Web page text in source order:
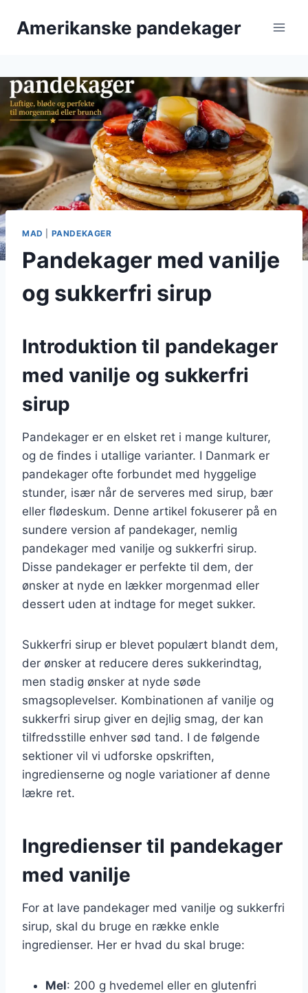
Amerikanske pandekager
MAD PANDEKAGER
Pandekager med vanilje
og sukkerfri sirup
Introduktion til pandekager
med vanilje og sukkerfri
sirup
Pandekager er en elsket ret i mange kulturer,
og de findes i utallige varianter. I Danmark er
pandekager ofte forbundet med hyggelige
stunder, især når de serveres med sirup, bær
eller flødeskum. Denne artikel fokuserer på en
sundere version af pandekager, nemlig
pandekager med vanilje og sukkerfri sirup.
Disse pandekager er perfekte til dem, der
ønsker at nyde en lækker morgenmad eller
dessert uden at indtage for meget sukker.
Sukkerfri sirup er blevet populært blandt dem,
der ønsker at reducere deres sukkerindtag,
men stadig ønsker at nyde søde
smagsoplevelser. Kombinationen af vanilje og
sukkerfri sirup giver en dejlig smag, der kan
tilfredsstille enhver sød tand. I de følgende
sektioner vil vi udforske opskriften,
ingredienserne og nogle variationer af denne
lækre ret.
Ingredienser til pandekager
med vanilje
For at lave pandekager med vanilje og sukkerfri
sirup, skal du bruge en række enkle
ingredienser. Her er hvad du skal bruge:
Mel: 200 g hvedemel eller en glutenfri